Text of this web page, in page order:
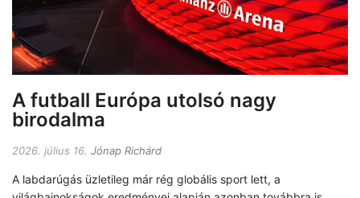
A futball Európa utolsó nagy
birodalma
2026. július 16. Jónap Richárd
A labdarúgás üzletileg már rég globális sport lett, a